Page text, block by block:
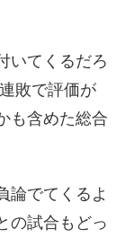
いてくるだろ
敗で評価が
も含めた総合
論でてくるよ
の試合もどっ